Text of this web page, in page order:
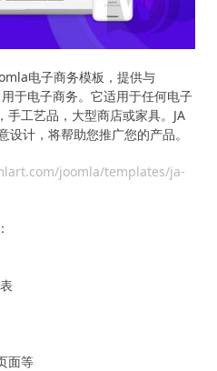
电子商务模板，提供与
于电子商务。它适用于任何电子
工艺品，大型商店或家具。JA
计，将帮助您推广您的产品。
joomla/templates/ja-
面等